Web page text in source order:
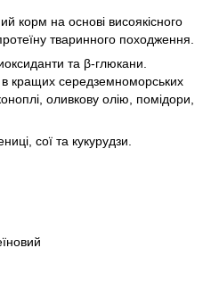
корм на основі висоякісного
тваринного походження.
та β-глюкани.
кращих середземноморських
оливкову олію, помідори,
сої та кукурудзи.